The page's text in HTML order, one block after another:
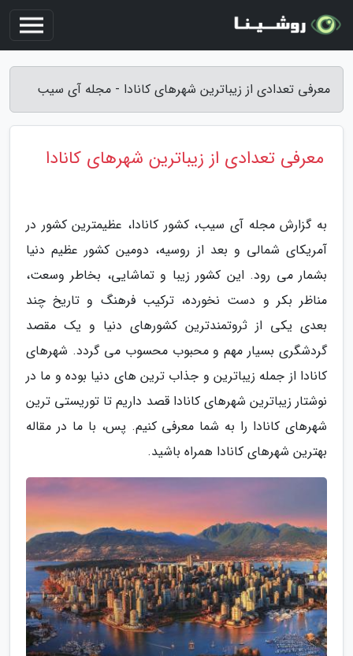
معرفی تعدادی از زیباترین شهرهای کانادا - مجله آی سیب
معرفی تعدادی از زیباترین شهرهای کانادا
به گزارش مجله آی سیب، کشور کانادا، عظیمترین کشور در
آمریکای شمالی و بعد از روسیه، دومین کشور عظیم دنیا
بشمار می رود. این کشور زیبا و تماشایی، بخاطر وسعت،
مناظر بکر و دست نخورده، ترکیب فرهنگ و تاریخ چند
بعدی یکی از ثروتمندترین کشورهای دنیا و یک مقصد
گردشگری بسیار مهم و محبوب محسوب می گردد. شهرهای
کانادا از جمله زیباترین و جذاب ترین های دنیا بوده و ما در
نوشتار زیباترین شهرهای کانادا قصد داریم تا توریستی ترین
شهرهای کانادا را به شما معرفی کنیم. پس، با ما در مقاله
بهترین شهرهای کانادا همراه باشید.